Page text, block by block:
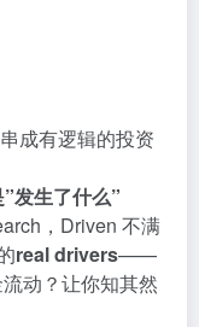
成有逻辑的投资
发生了什么”
，Driven 不满
real drivers——
动？让你知其然